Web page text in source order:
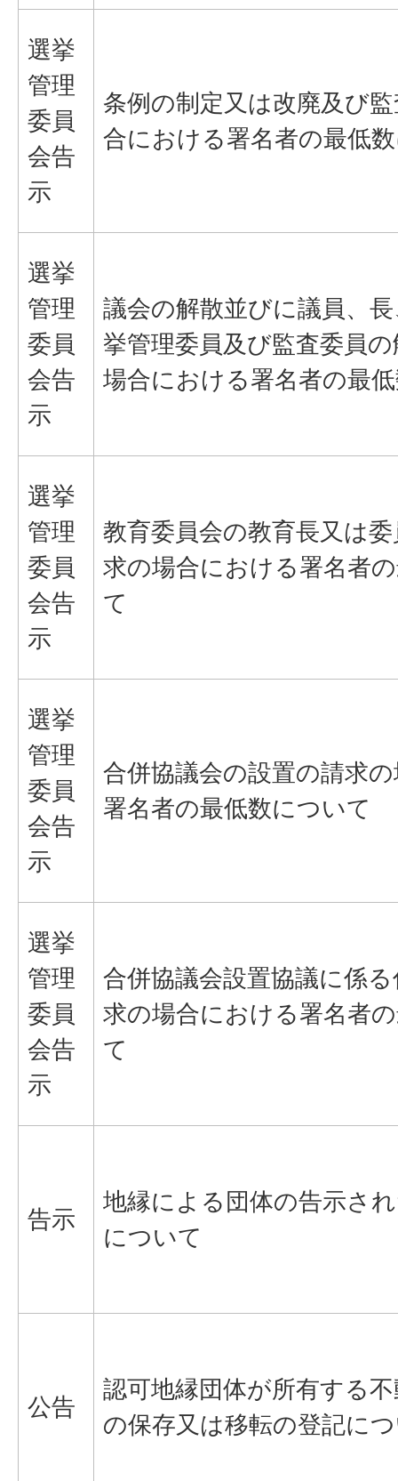
選挙
管理
委員
会告
示
条例の制定又は改廃及び
合における署名者の最低
選挙
管理
委員
会告
示
議会の解散並びに議員、
挙管理委員及び監査委員
場合における署名者の最
選挙
管理
委員
会告
示
教育委員会の教育長又は
求の場合における署名者
て
選挙
管理
委員
会告
示
合併協議会の設置の請求
署名者の最低数について
選挙
管理
委員
会告
示
合併協議会設置協議に係
求の場合における署名者
て
告示
地縁による団体の告示さ
について
公告
認可地縁団体が所有する
の保存又は移転の登記に